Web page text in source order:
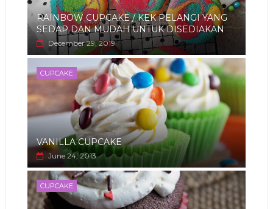
RAINBOW CUPCAKE / KEK PELANGI YANG
SEDAP DAN MUDAH UNTUK DISEDIAKAN
December 29, 2019
CUPCAKE
VANILLA CUPCAKE
June 24, 2013
CUPCAKE